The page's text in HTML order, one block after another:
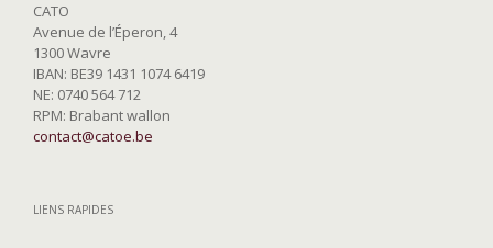
CATO
Avenue de l’Éperon, 4
1300 Wavre
IBAN: BE39 1431 1074 6419
NE: 0740 564 712
RPM: Brabant wallon
contact@catoe.be
LIENS RAPIDES